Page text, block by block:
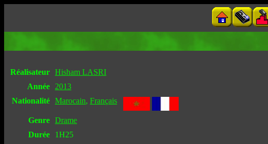
Réalisateur Hisham LASRI
Année
2013
Nationalité Marocain, Français
Genre Drame
Durée
1H25